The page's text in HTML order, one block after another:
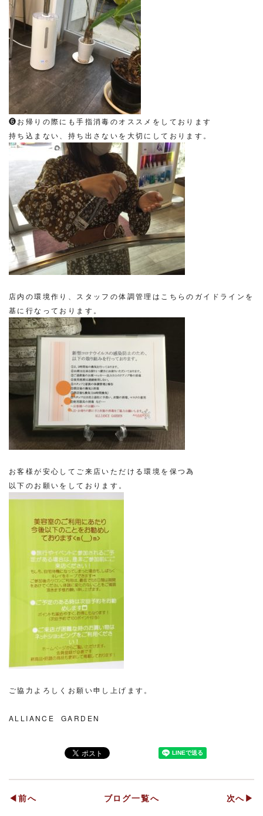
❻お帰りの際にも手指消毒のオススメをしております
持ち込まない、持ち出さないを大切にしております。
店内の環境作り、スタッフの体調管理はこちらのガイドラインを
基に行なっております。
お客様が安心してご来店いただける環境を保つ為
以下のお願いをしております。
ご協力よろしくお願い申し上げます。
ALLIANCE GARDEN
◀前へ ブログ一覧へ 次へ▶